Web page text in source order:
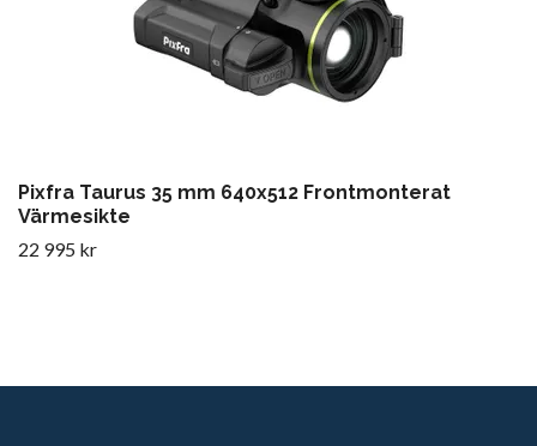
Pixfra Taurus 35 mm 640x512 Frontmonterat
Värmesikte
22 995 kr